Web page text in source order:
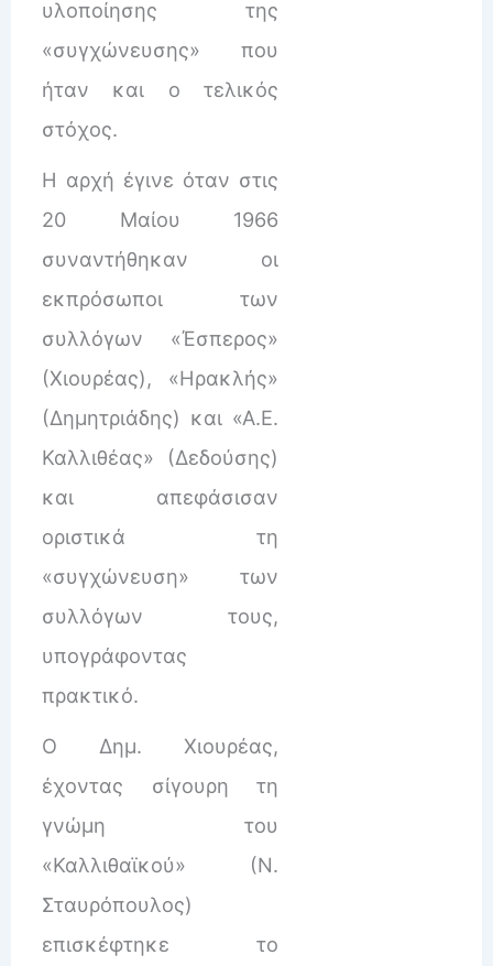
υλοποίησης της
«συγχώνευσης» που
ήταν και ο τελικός
στόχος.
Η αρχή έγινε όταν στις
20 Μαίου 1966
συναντήθηκαν οι
εκπρόσωποι των
συλλόγων «Έσπερος»
(Χιουρέας), «Ηρακλής»
(Δημητριάδης) και «Α.Ε.
Καλλιθέας» (Δεδούσης)
και απεφάσισαν
οριστικά τη
«συγχώνευση» των
συλλόγων τους,
υπογράφοντας
πρακτικό.
Ο Δημ. Χιουρέας,
έχοντας σίγουρη τη
γνώμη του
«Καλλιθαϊκού» (Ν.
Σταυρόπουλος)
επισκέφτηκε το